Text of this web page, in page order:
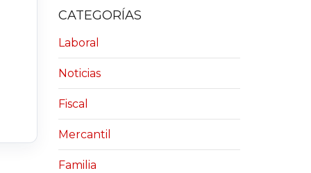
CATEGORÍAS
Laboral
Noticias
Fiscal
Mercantil
Familia